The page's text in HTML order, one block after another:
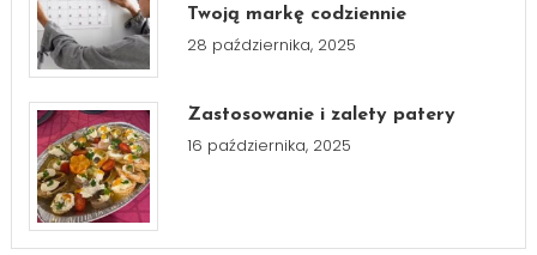
Twoją markę codziennie
28 października, 2025
Zastosowanie i zalety patery
16 października, 2025